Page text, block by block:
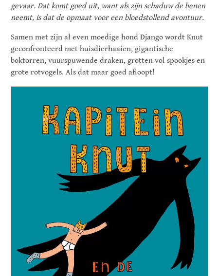
gevaar. Dat komt goed uit, want als zijn schaduw de benen
neemt, is dat de opmaat voor een bloedstollend avontuur.
Samen met zijn al even moedige hond Django wordt Knut
geconfronteerd met huisdierhaaien, gigantische
boktorren, vuurspuwende draken, grotten vol spookjes en
grote rotvogels. Als dat maar goed afloopt!